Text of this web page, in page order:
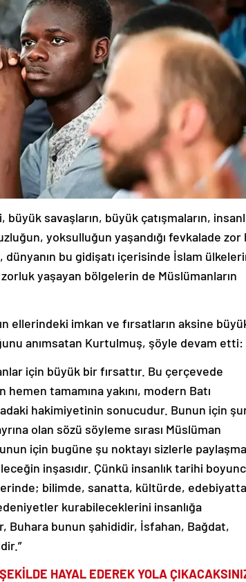
savaşların, büyük çatışmaların,
yoksulluğun yaşandığı fevkalade zor
bu gidişatı içerisinde İslam
yaşayan bölgelerin de Müslümanların
ellerindeki imkan ve fırsatların aksine
anımsatan Kurtulmuş, şöyle devam etti:
için büyük bir fırsattır. Bu çerçevede
tamamına yakını, modern Batı
hakimiyetinin sonucudur. Bunun için
olan sözü söyleme sırası Müslüman
için bugüne şu noktayı sizlerle
inşasıdır. Çünkü insanlık tarihi
bilimde, sanatta, kültürde,
kurabileceklerini insanlığa
bunun şahididir, İsfahan, Bağdat,
HAYAL EDEREK YOLA